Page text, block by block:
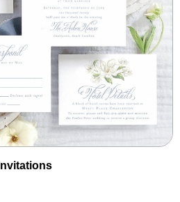
Invitations